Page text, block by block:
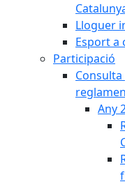
Lloguer
Esport a
Participació
Any